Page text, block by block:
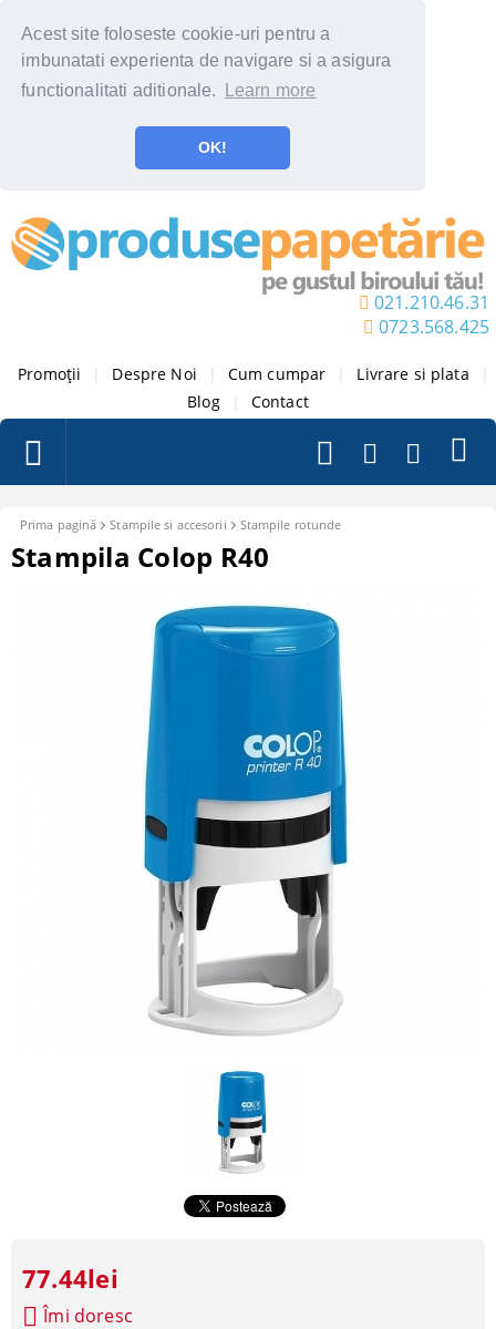
Acest site foloseste cookie-uri pentru a
imbunatati experienta de navigare si a asigura
functionalitati aditionale.
Learn more
OK!
021.210.46.31
0723.568.425
Promoții Despre Noi Cum cumpar Livrare si plata
Blog
Contact
Prima pagină Stampile si accesorii Stampile rotunde
Stampila Colop R40
77.44lei
Îmi doresc